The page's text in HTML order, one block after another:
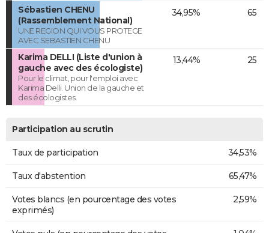
Sébastien CHENU
(Rassemblement National)
UNE REGION QUI VOUS PROTEGE
AVEC SEBASTIEN CHENU
34,95% 65
Karima DELLI (Liste d'union à
gauche avec des écologiste)
Pour le climat, pour l'emploi avec
Karima Delli. Union de la gauche et
des écologistes.
13,44% 25
Participation au scrutin
Taux de participation 34,53%
Taux d'abstention 65,47%
Votes blancs (en pourcentage des votes
exprimés)
2,59%